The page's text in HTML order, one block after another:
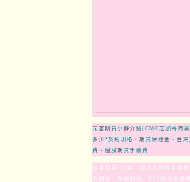
元富期貨小靜介紹(CME芝加哥商
多少?契約規格、期貨保證金、台
費、個股期貨手續費
元富期貨
小靜、國內外期貨手續
子期貨、金融期貨、
ETF 期貨手續